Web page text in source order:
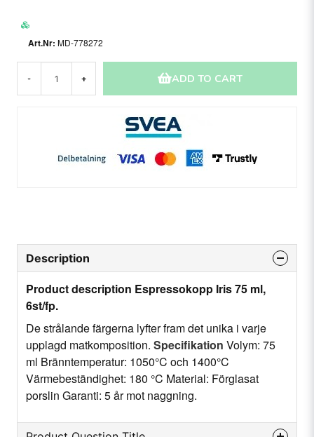
MD-778272
- + ADD TO CART
Description
Product description Espressokopp Iris 75 ml,
6st/fp.
De strålande färgerna lyfter fram det unika i varje
upplagd matkomposition. Specifikation Volym: 75
ml Bränntemperatur: 1050°C och 1400°C
Värmebeständighet: 180 °C Material: Förglasat
porslin Garanti: 5 år mot naggning.